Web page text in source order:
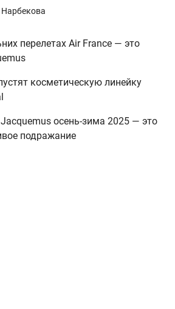
перелетах Air France — это
косметическую линейку
осень-зима 2025 — это
подражание